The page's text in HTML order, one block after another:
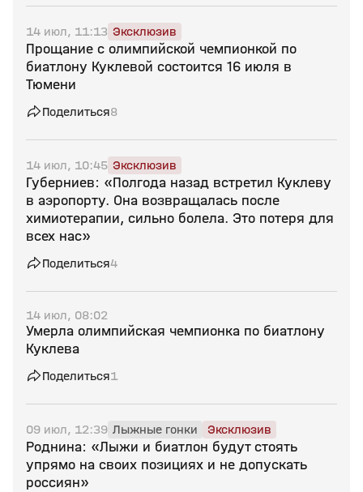
14 июл, 11:13 Эксклюзив
Прощание с олимпийской чемпионкой по
биатлону Куклевой состоится 16 июля в
Тюмени
Поделиться8
14 июл, 10:45 Эксклюзив
Губерниев: «Полгода назад встретил Куклеву
в аэропорту. Она возвращалась после
химиотерапии, сильно болела. Это потеря для
всех нас»
Поделиться4
14 июл, 08:02
Умерла олимпийская чемпионка по биатлону
Куклева
Поделиться1
09 июл, 12:39 Лыжные гонки Эксклюзив
Роднина: «Лыжи и биатлон будут стоять
упрямо на своих позициях и не допускать
россиян»